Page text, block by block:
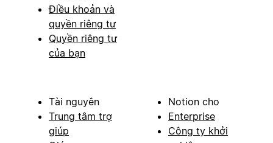
Điều khoản và
quyền riêng tư
Quyền riêng tư
của bạn
Tài nguyên
Trung tâm trợ
giúp
Notion cho
Enterprise
Công ty khởi